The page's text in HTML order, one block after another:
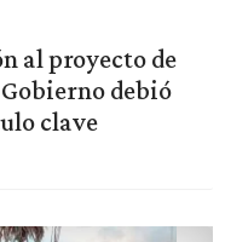
al proyecto de
debió
clave